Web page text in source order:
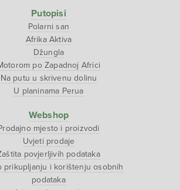
Putopisi
Polarni san
Afrika Aktiva
Džungla
po Zapadnoj Africi
Na putu u skrivenu dolinu
U planinama Perua
Webshop
mjesto i proizvodi
Uvjeti prodaje
povjerljivih podataka
prikupljanju i korištenju osobnih
podataka